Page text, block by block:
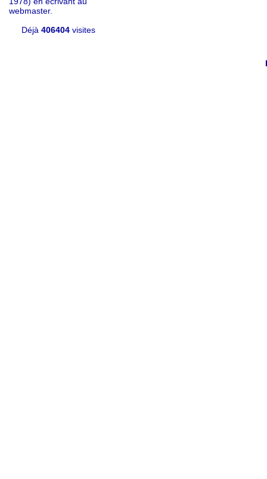
webmaster.
Déjà 406404 visites